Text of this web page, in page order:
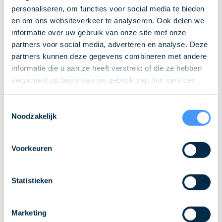
personaliseren, om functies voor social media te bieden
en om ons websiteverkeer te analyseren. Ook delen we
informatie over uw gebruik van onze site met onze
partners voor social media, adverteren en analyse. Deze
partners kunnen deze gegevens combineren met andere
informatie die u aan ze heeft verstrekt of die ze hebben
verzameld op basis van uw gebruik van hun services.
Noodzakelijk
Voorkeuren
Statistieken
Marketing
24/7 toegang tot het systeem blijft u constant op de
hoogte van uw bestellingen. Waar u ook bent, my.QLS
is altijd binnen handbereik, waar en wanneer u het
nodig heeft.
Ontdek meer over my.QLS
Onze integraties en
De meest populaire koppelingen zijn bij ons
er niet tussen? Neem
te bespreken! Ons zelf ontwikkelde verzendplatform